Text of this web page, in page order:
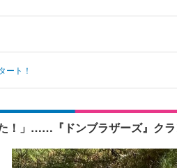
ート！
！」……『ドンブラザーズ』ク